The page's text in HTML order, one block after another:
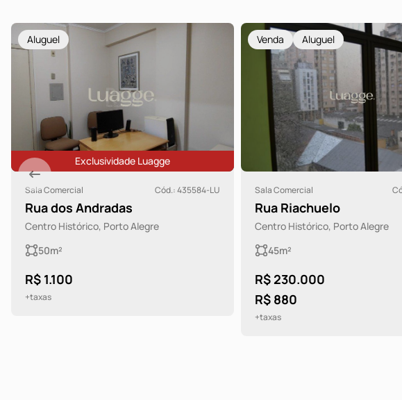
Aluguel
Exclusividade Luagge
Sala Comercial Cód.: 435584-LU
Rua dos Andradas
Centro Histórico, Porto Alegre
50m²
R$ 1.100
+taxas
Venda Aluguel
Sala Comercial
Rua Riachuelo
Centro Histórico, Porto Alegre
45m²
R$ 230.000
R$ 880
+taxas